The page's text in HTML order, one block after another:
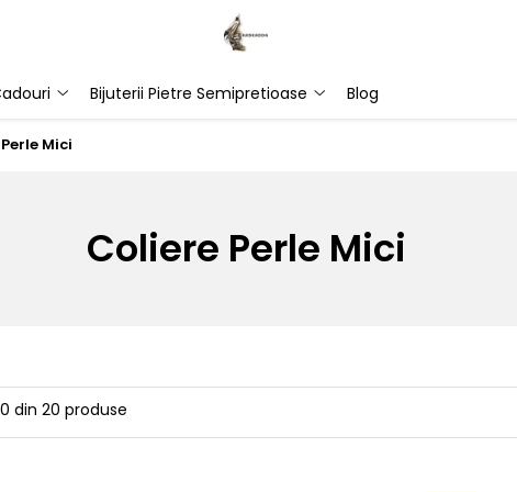
Bijuterii Pietre Semipretioase Blog
Mici
Coliere Perle Mici
din 20 produse